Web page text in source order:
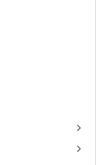
keyboard_arrow_right
keyboard_arrow_right